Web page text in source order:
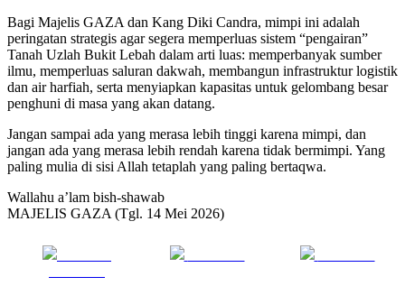
Bagi Majelis GAZA dan Kang Diki Candra, mimpi ini adalah
peringatan strategis agar segera memperluas sistem “pengairan”
Tanah Uzlah Bukit Lebah dalam arti luas: memperbanyak sumber
ilmu, memperluas saluran dakwah, membangun infrastruktur logistik
dan air harfiah, serta menyiapkan kapasitas untuk gelombang besar
penghuni di masa yang akan datang.
Jangan sampai ada yang merasa lebih tinggi karena mimpi, dan
jangan ada yang merasa lebih rendah karena tidak bermimpi. Yang
paling mulia di sisi Allah tetaplah yang paling bertaqwa.
Wallahu a’lam bish-shawab
MAJELIS GAZA (Tgl. 14 Mei 2026)